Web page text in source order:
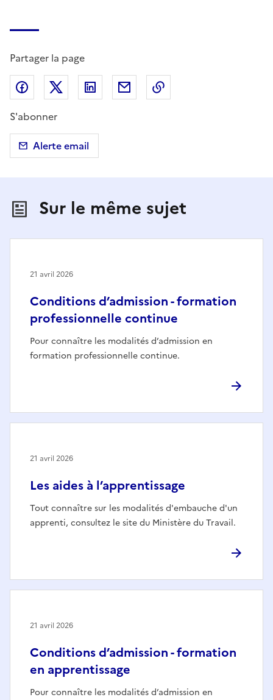
Partager la page
Partager sur Facebook
Partager sur X (anciennement Twitter)
Partager sur LinkedIn
Partager par email
S'abonner
Alerte email
Sur le même sujet
Conditions d’admission - formation
professionnelle continue
Pour connaître les modalités d’admission en
formation professionnelle continue.
21 avril 2026
Les aides à l’apprentissage
Tout connaître sur les modalités d'embauche d'un
apprenti, consultez le site du Ministère du Travail.
21 avril 2026
Conditions d’admission - formation
en apprentissage
Pour connaître les modalités d’admission en
21 avril 2026